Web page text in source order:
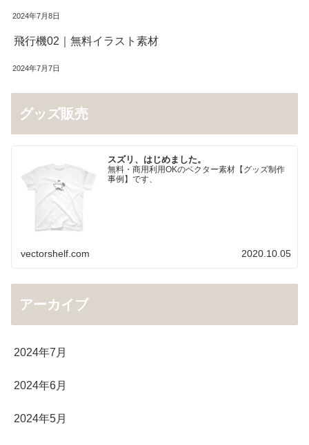
2024年7月8日
飛行機02｜無料イラスト素材
2024年7月7日
グッズ販売
スズリ、はじめました。
無料・商用利用OKのベクター素材【グッズ制作
事例】です、
vectorshelf.com 2020.10.05
アーカイブ
2024年7月
2024年6月
2024年5月